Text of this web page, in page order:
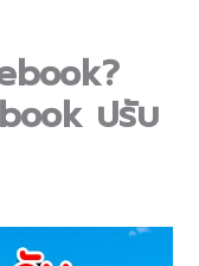
ปรับ